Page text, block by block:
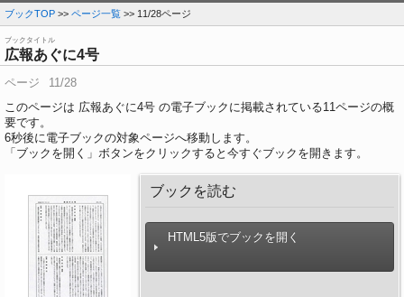
ブックTOP >> ページ一覧 >> 11/28ページ
ブックタイトル
広報あぐに4号
ページ
11/28
このページは 広報あぐに4号 の電子ブックに掲載されている11ページの概
要です。
6秒後に電子ブックの対象ページへ移動します。
「ブックを開く」ボタンをクリックすると今すぐブックを開きます。
ブックを読む
HTML5版でブックを開く